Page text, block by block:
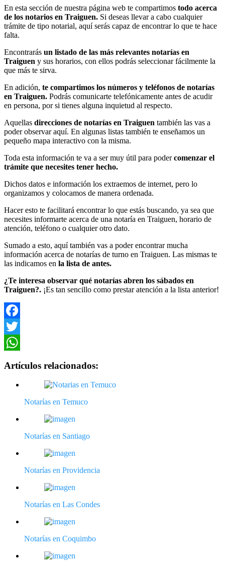
En esta sección de nuestra página web te compartimos todo acerca
de los notarios en Traiguen. Si deseas llevar a cabo cualquier
trámite de tipo notarial, aquí serás capaz de encontrar lo que te hace
falta.
Encontrarás un listado de las más relevantes notarías en
Traiguen y sus horarios, con ellos podrás seleccionar fácilmente la
que más te sirva.
En adición, te compartimos los números y teléfonos de notarías
en Traiguen. Podrás comunicarte telefónicamente antes de acudir
en persona, por si tienes alguna inquietud al respecto.
Aquellas direcciones de notarías en Traiguen también las vas a
poder observar aquí. En algunas listas también te enseñamos un
pequeño mapa interactivo con la misma.
Toda esta información te va a ser muy útil para podercomenzar el
trámite que necesites tener hecho.
Dichos datos e información los extraemos de internet, pero lo
organizamos y colocamos de manera ordenada.
Hacer esto te facilitará encontrar lo que estás buscando, ya sea que
necesites informarte acerca de una notaría en Traiguen, horario de
atención, teléfono o cualquier otro dato.
Sumado a esto, aquí también vas a poder encontrar mucha
información acerca de notarías de turno en Traiguen. Las mismas te
las indicamos en la lista de antes.
¿Te interesa observar qué notarías abren los sábados en
Traiguen?. ¡Es tan sencillo como prestar atención a la lista anterior!
Facebook
Twitter
Artículos relacionados:
Notarías en Temuco
Notarías en Santiago
Notarías en Providencia
Notarías en Las Condes
Notarías en Coquimbo